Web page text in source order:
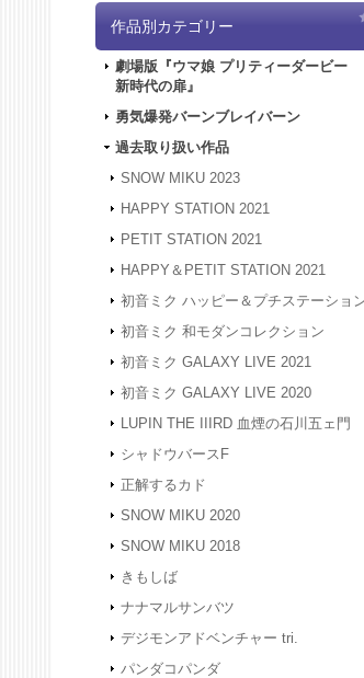
作品別カテゴリー
劇場版『ウマ娘 プリティーダービー
新時代の扉』
勇気爆発バーンブレイバーン
過去取り扱い作品
SNOW MIKU 2023
HAPPY STATION 2021
PETIT STATION 2021
HAPPY＆PETIT STATION 2021
初音ミク ハッピー＆プチステーショ
初音ミク 和モダンコレクション
初音ミク GALAXY LIVE 2021
初音ミク GALAXY LIVE 2020
LUPIN THE IIIRD 血煙の石川五ェ門
シャドウバースF
正解するカド
SNOW MIKU 2020
SNOW MIKU 2018
きもしば
ナナマルサンバツ
デジモンアドベンチャー tri.
パンダコパンダ